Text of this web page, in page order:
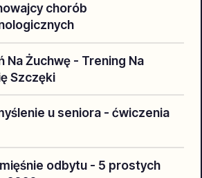
chorób
Na Żuchwę - Trening Na
Szczęki
u seniora - ćwiczenia
odbytu - 5 prostych